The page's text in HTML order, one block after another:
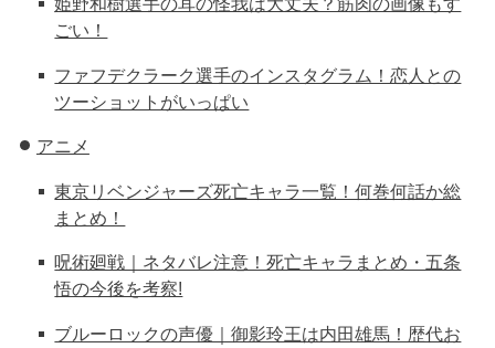
ごい！
ファフデクラーク選手のインスタグラム！恋人との
ツーショットがいっぱい
アニメ
東京リベンジャーズ死亡キャラ一覧！何巻何話か総
まとめ！
呪術廻戦｜ネタバレ注意！死亡キャラまとめ・五条
悟の今後を考察!
ブルーロックの声優｜御影玲王は内田雄馬！歴代お